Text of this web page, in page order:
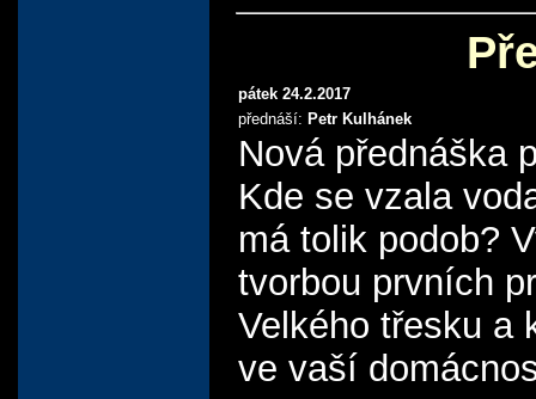
pátek 24.2.2017
přednáší: Petr Kulhánek
Nová přednáška
Kde se vzala
má tolik podob?
tvorbou prvních
Velkého třesku a
ve vaší